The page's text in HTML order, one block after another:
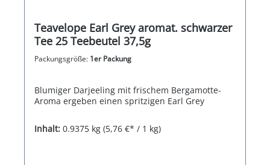
Teavelope Earl Grey aromat. schwarzer
Tee 25 Teebeutel 37,5g
Packungsgröße: 1er Packung
Blumiger Darjeeling mit frischem Bergamotte-
Aroma ergeben einen spritzigen Earl Grey
Inhalt: 0.9375 kg (5,76 €* / 1 kg)